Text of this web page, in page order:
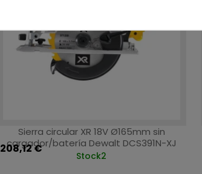
Sierra circular XR 18V Ø165mm sin
cargador/batería Dewalt DCS391N-XJ
208,12 €
Stock2